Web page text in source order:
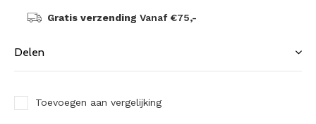
Gratis verzending Vanaf €75,-
Delen
Toevoegen aan vergelijking